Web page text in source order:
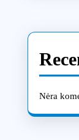
Nėra